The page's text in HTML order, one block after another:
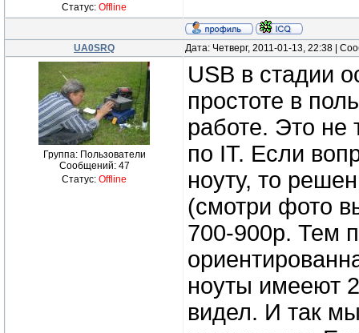
Статус: Offline
UA0SRQ Дата: Четверг, 2011-01-13, 22:38 |
Группа: Пользователи
Сообщений: 47
Статус: Offline
USB в стадии
простоте в
работе. Это не
по IT. Если
ноуту, то
(смотри фото
700-900р. Тем
ноуты имееют
видел. И так